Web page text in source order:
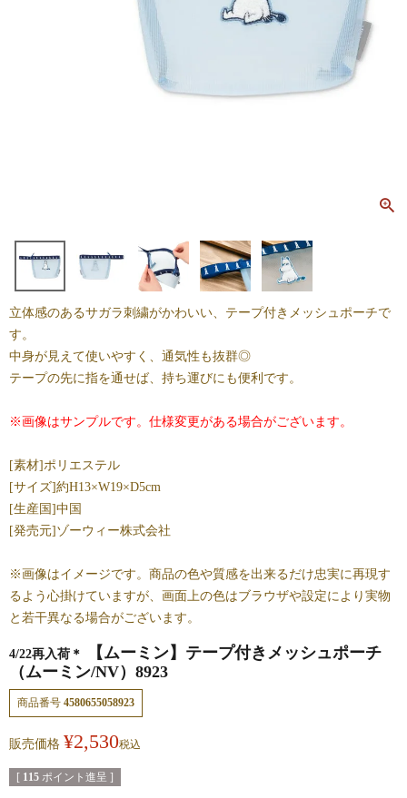
立体感のあるサガラ刺繍がかわいい、テープ付きメッシュポーチで
す。
中身が見えて使いやすく、通気性も抜群◎
テープの先に指を通せば、持ち運びにも便利です。
※画像はサンプルです。仕様変更がある場合がございます。
[素材]ポリエステル
[サイズ]約H13×W19×D5cm
[生産国]中国
[発売元]ゾーウィー株式会社
※画像はイメージです。商品の色や質感を出来るだけ忠実に再現す
るよう心掛けていますが、画面上の色はブラウザや設定により実物
と若干異なる場合がございます。
4/22再入荷＊
【ムーミン】テープ付きメッシュポーチ
（ムーミン/NV）8923
商品番号 4580655058923
販売価格 ¥2,530税込
[ 115 ポイント進呈 ]